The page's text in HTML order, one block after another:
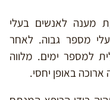
מענה לאנשים בעלי
מספר גבוה. לאחר
למספר ימים. מלווה
באופן יחסי.